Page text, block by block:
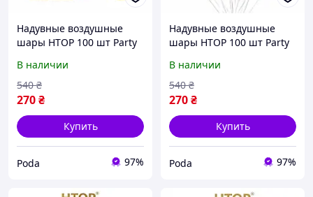
Надувные воздушные
шары HTOP 100 шт Party
оформления Дня
Рождения Праздничная
атрибутика Голубой pod
В наличии
270₴
540 ₴
Купить
Poda 97%
Надувные воздушные
шары HTOP 100 шт Party
оформления Дня
Рождения Праздничная
атрибутика Слоновая
кость
В наличии
270₴
540 ₴
Купить
Poda 97%